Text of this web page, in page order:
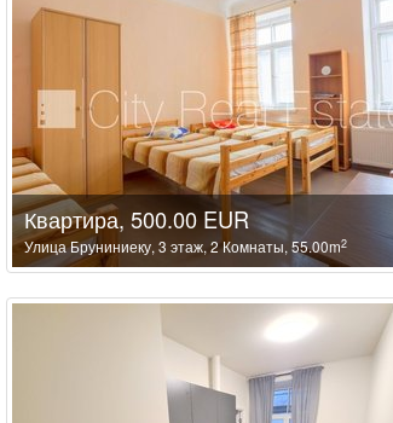
Квартира, 500.00 EUR
Улица Бруниниеку, 3 этаж, 2 Комнаты, 55.00m2